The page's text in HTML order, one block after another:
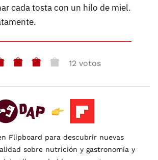
cada tosta con un hilo de miel.
12 votos
Flipboard para descubrir nuevas
sobre nutrición y gastronomía y